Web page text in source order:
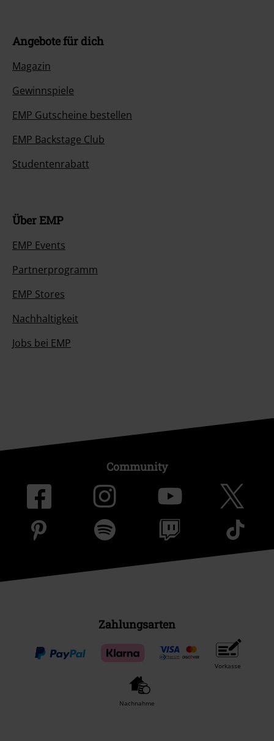
Angebote für dich
Magazin
Gewinnspiele
EMP Gutscheine bestellen
EMP Backstage Club
Studentenrabatt
Über EMP
EMP Events
Partnerprogramm
EMP Stores
Nachhaltigkeit
Jobs bei EMP
Community
Zahlungsarten
Vorkasse
Nachnahme